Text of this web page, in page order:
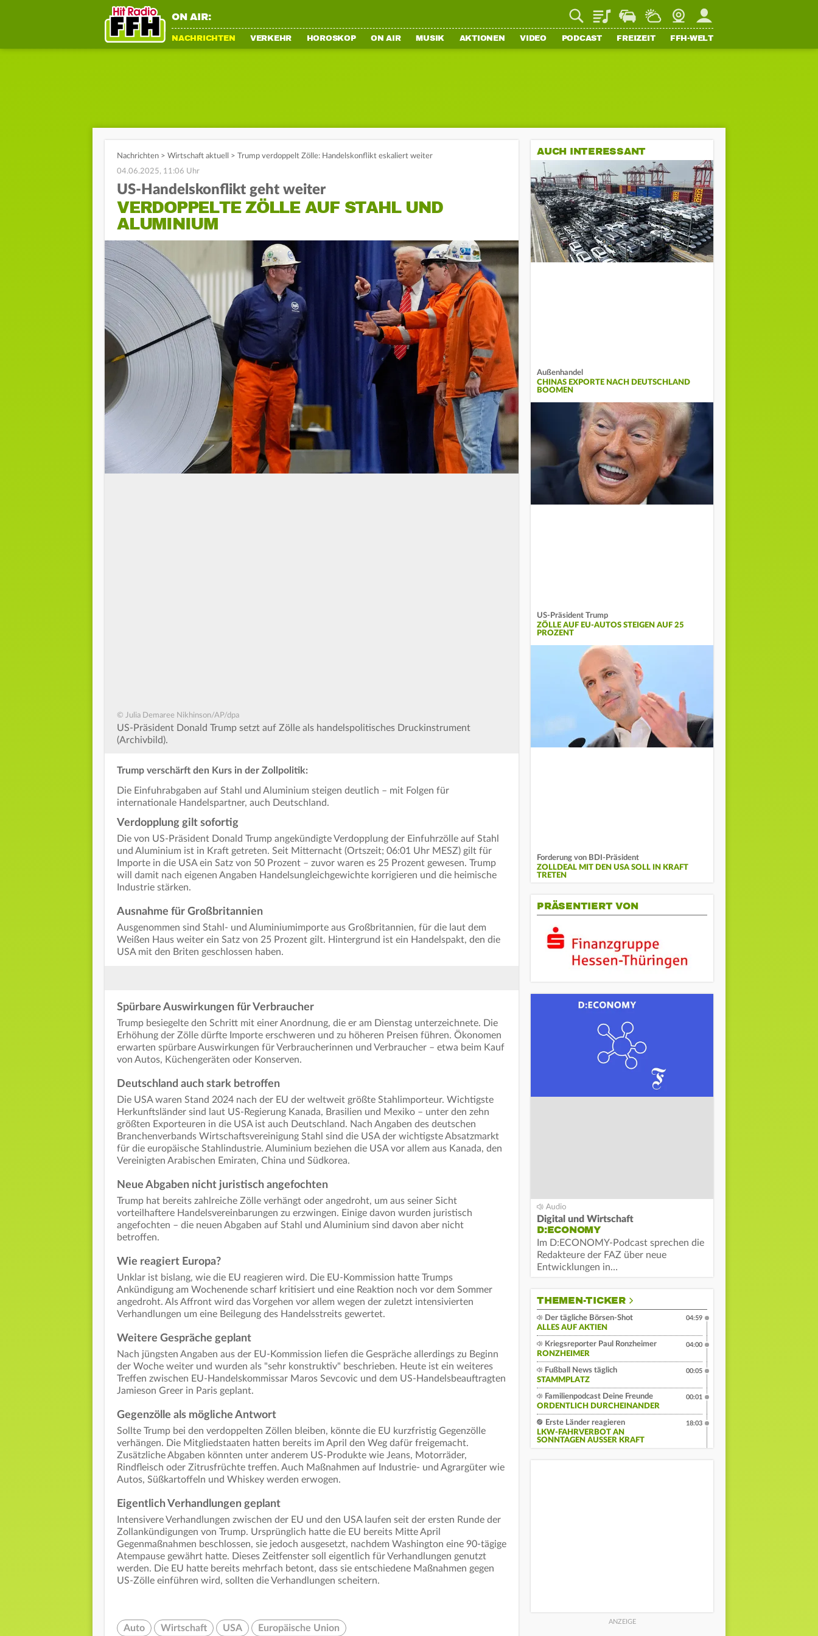
ON AIR: PlaylistStaupilotWetterWebcamMein FFH
NACHRICHTEN VERKEHR HOROSKOP ON AIR MUSIK AKTIONEN VIDEO PODCAST FREIZEIT FFH-WELT
Nachrichten > Wirtschaft aktuell > Trump verdoppelt Zölle: Handelskonflikt eskaliert weiter
04.06.2025, 11:06 Uhr
US-Handelskonflikt geht weiter
VERDOPPELTE ZÖLLE AUF STAHL UND
ALUMINIUM
© Julia Demaree Nikhinson/AP/dpa
US-Präsident Donald Trump setzt auf Zölle als handelspolitisches Druckinstrument
(Archivbild).
Trump verschärft den Kurs in der Zollpolitik:
Die Einfuhrabgaben auf Stahl und Aluminium steigen deutlich – mit Folgen für
internationale Handelspartner, auch Deutschland.
Verdopplung gilt sofortig
Die von US-Präsident Donald Trump angekündigte Verdopplung der Einfuhrzölle auf Stahl
und Aluminium ist in Kraft getreten. Seit Mitternacht (Ortszeit; 06:01 Uhr MESZ) gilt für
Importe in die USA ein Satz von 50 Prozent – zuvor waren es 25 Prozent gewesen. Trump
will damit nach eigenen Angaben Handelsungleichgewichte korrigieren und die heimische
Industrie stärken.
Ausnahme für Großbritannien
Ausgenommen sind Stahl- und Aluminiumimporte aus Großbritannien, für die laut dem
Weißen Haus weiter ein Satz von 25 Prozent gilt. Hintergrund ist ein Handelspakt, den die
USA mit den Briten geschlossen haben.
Spürbare Auswirkungen für Verbraucher
Trump besiegelte den Schritt mit einer Anordnung, die er am Dienstag unterzeichnete. Die
Erhöhung der Zölle dürfte Importe erschweren und zu höheren Preisen führen. Ökonomen
erwarten spürbare Auswirkungen für Verbraucherinnen und Verbraucher – etwa beim Kauf
von Autos, Küchengeräten oder Konserven.
Deutschland auch stark betroffen
Die USA waren Stand 2024 nach der EU der weltweit größte Stahlimporteur. Wichtigste
Herkunftsländer sind laut US-Regierung Kanada, Brasilien und Mexiko – unter den zehn
größten Exporteuren in die USA ist auch Deutschland. Nach Angaben des deutschen
Branchenverbands Wirtschaftsvereinigung Stahl sind die USA der wichtigste Absatzmarkt
für die europäische Stahlindustrie. Aluminium beziehen die USA vor allem aus Kanada, den
Vereinigten Arabischen Emiraten, China und Südkorea.
Neue Abgaben nicht juristisch angefochten
Trump hat bereits zahlreiche Zölle verhängt oder angedroht, um aus seiner Sicht
vorteilhaftere Handelsvereinbarungen zu erzwingen. Einige davon wurden juristisch
angefochten – die neuen Abgaben auf Stahl und Aluminium sind davon aber nicht
betroffen.
Wie reagiert Europa?
Unklar ist bislang, wie die EU reagieren wird. Die EU-Kommission hatte Trumps
Ankündigung am Wochenende scharf kritisiert und eine Reaktion noch vor dem Sommer
angedroht. Als Affront wird das Vorgehen vor allem wegen der zuletzt intensivierten
Verhandlungen um eine Beilegung des Handelsstreits gewertet.
Weitere Gespräche geplant
Nach jüngsten Angaben aus der EU-Kommission liefen die Gespräche allerdings zu Beginn
der Woche weiter und wurden als "sehr konstruktiv" beschrieben. Heute ist ein weiteres
Treffen zwischen EU-Handelskommissar Maros Sevcovic und dem US-Handelsbeauftragten
Jamieson Greer in Paris geplant.
Gegenzölle als mögliche Antwort
Sollte Trump bei den verdoppelten Zöllen bleiben, könnte die EU kurzfristig Gegenzölle
verhängen. Die Mitgliedstaaten hatten bereits im April den Weg dafür freigemacht.
Zusätzliche Abgaben könnten unter anderem US-Produkte wie Jeans, Motorräder,
Rindfleisch oder Zitrusfrüchte treffen. Auch Maßnahmen auf Industrie- und Agrargüter wie
Autos, Süßkartoffeln und Whiskey werden erwogen.
Eigentlich Verhandlungen geplant
Intensivere Verhandlungen zwischen der EU und den USA laufen seit der ersten Runde der
Zollankündigungen von Trump. Ursprünglich hatte die EU bereits Mitte April
Gegenmaßnahmen beschlossen, sie jedoch ausgesetzt, nachdem Washington eine 90-tägige
Atempause gewährt hatte. Dieses Zeitfenster soll eigentlich für Verhandlungen genutzt
werden. Die EU hatte bereits mehrfach betont, dass sie entschiedene Maßnahmen gegen
US-Zölle einführen wird, sollten die Verhandlungen scheitern.
Auto Wirtschaft USA Europäische Union
AUCH INTERESSANT
Außenhandel
CHINAS EXPORTE NACH DEUTSCHLAND
BOOMEN
US-Präsident Trump
ZÖLLE AUF EU-AUTOS STEIGEN AUF 25
PROZENT
Forderung von BDI-Präsident
ZOLLDEAL MIT DEN USA SOLL IN KRAFT
TRETEN
PRÄSENTIERT VON
Digital und Wirtschaft
D:ECONOMY
Im D:ECONOMY-Podcast sprechen die
Redakteure der FAZ über neue
Entwicklungen in…
THEMEN-TICKER
Der tägliche Börsen-Shot
ALLES AUF AKTIEN
04:59
Kriegsreporter Paul Ronzheimer
RONZHEIMER
04:00
Fußball News täglich
STAMMPLATZ
00:05
Familienpodcast Deine Freunde
ORDENTLICH DURCHEINANDER
00:01
Erste Länder reagieren
LKW-FAHRVERBOT AN
SONNTAGEN AUSSER KRAFT
18:03